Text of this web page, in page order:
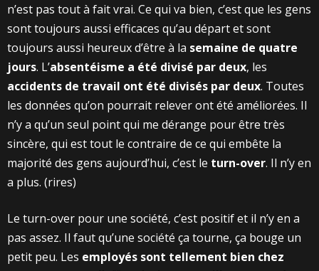
n’est pas tout à fait vrai. Ce qui va bien, c’est que les gens
sont toujours aussi efficaces qu’au départ et sont
toujours aussi heureux d’être à la semaine de quatre
jours. L’absentéisme a été divisé par deux, les
accidents de travail ont été divisés par deux. Toutes
les données qu’on pourrait relever ont été améliorées. Il
n’y a qu’un seul point qui me dérange pour être très
sincère, qui est tout le contraire de ce qui embête la
majorité des gens aujourd’hui, c’est le turn-over. Il n’y en
a plus. (rires)
Le turn-over pour une société, c’est positif et il n’y en a
pas assez. Il faut qu’une société ça tourne, ça bouge un
petit peu. Les employés sont tellement bien chez